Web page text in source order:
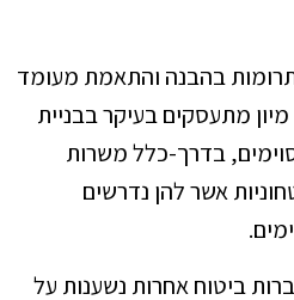
בהבנה והתאמת מעומד
מתעסקים בעיקר בבניית
בדרך-כלל משרות
אשר להן נדרשים
ביטוח אחרות נשענות על